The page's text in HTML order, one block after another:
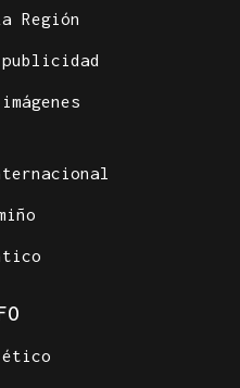
Región
ético